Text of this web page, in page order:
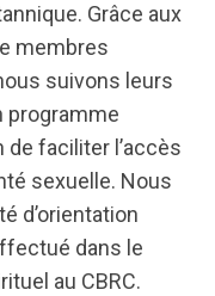
Grâce aux
membres
suivons leurs
programme
de faciliter l’accès
sexuelle. Nous
d’orientation
dans le
au CBRC.